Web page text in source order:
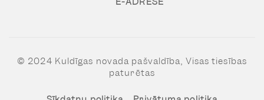
© 2024 Kuldīgas novada pašvaldība, Visas tiesības
paturētas